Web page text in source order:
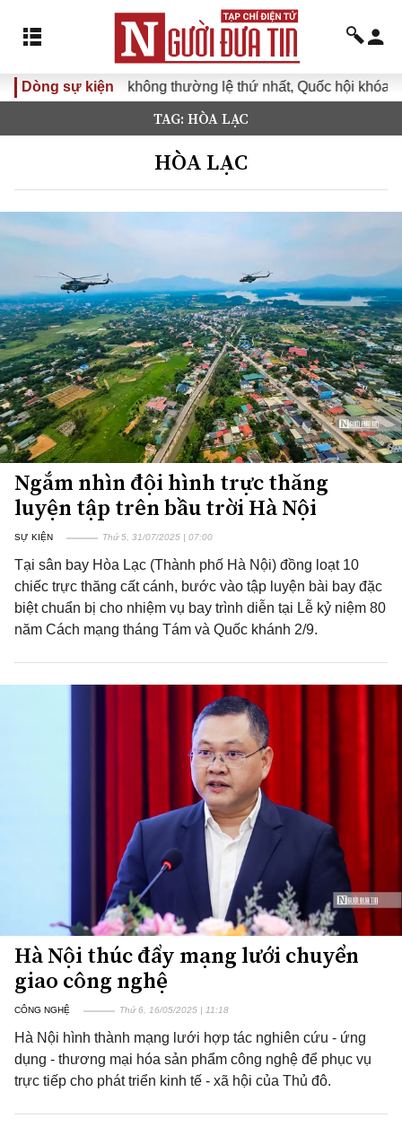
Dòng sự kiện
họp không thường lệ thứ nhất, Quốc hội khóa XVI Đưa
TAG: HÒA LẠC
HÒA LẠC
Ngắm nhìn đội hình trực thăng
luyện tập trên bầu trời Hà Nội
SỰ KIỆN Thứ 5, 31/07/2025 | 07:00
Tại sân bay Hòa Lạc (Thành phố Hà Nội) đồng loạt 10
chiếc trực thăng cất cánh, bước vào tập luyện bài bay đặc
biệt chuẩn bị cho nhiệm vụ bay trình diễn tại Lễ kỷ niệm 80
năm Cách mạng tháng Tám và Quốc khánh 2/9.
Hà Nội thúc đẩy mạng lưới chuyển
giao công nghệ
CÔNG NGHỆ Thứ 6, 16/05/2025 | 11:18
Hà Nội hình thành mạng lưới hợp tác nghiên cứu - ứng
dụng - thương mại hóa sản phẩm công nghệ để phục vụ
trực tiếp cho phát triển kinh tế - xã hội của Thủ đô.